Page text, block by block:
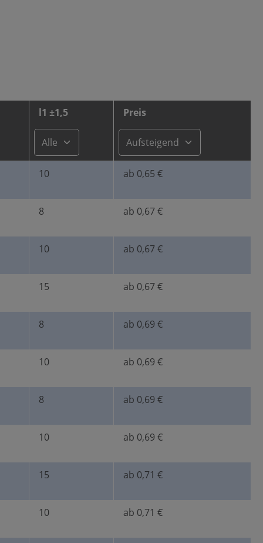
Halder 25150.0028 Gummi-Metall-Puffer Ø 25 x 30 m…
Ausführung: mit Innengewinde ,
d1 ±1,5: 25 , d2: M6 ,
l1 ±1,5 Preis
10 ab 0,65 €
8 ab 0,67 €
10 ab 0,67 €
15 ab 0,67 €
8 ab 0,69 €
10 ab 0,69 €
8 ab 0,69 €
10 ab 0,69 €
15 ab 0,71 €
10 ab 0,71 €